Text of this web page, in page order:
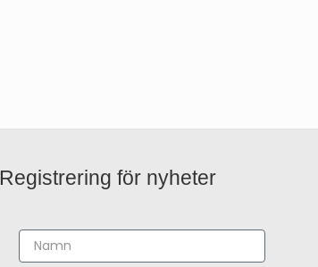
Registrering för nyheter